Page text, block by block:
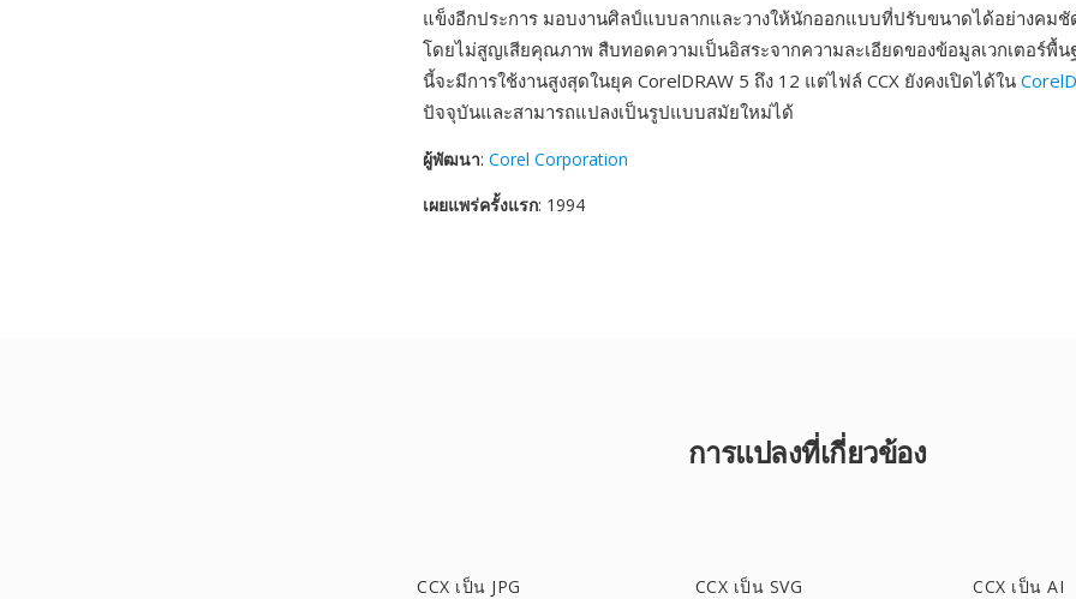
แข็งอีกประการ มอบงานศิลป์แบบลากและวางให้นักออกแบบที่ปรับขนาดได้อย่างคม
โดยไม่สูญเสียคุณภาพ สืบทอดความเป็นอิสระจากความละเอียดของข้อมูลเวกเตอร์พื้
นี้จะมีการใช้งานสูงสุดในยุค CorelDRAW 5 ถึง 12 แต่ไฟล์ CCX ยังคงเปิดได้ใน
ปัจจุบันและสามารถแปลงเป็นรูปแบบสมัยใหม่ได้
ผู้พัฒนา: Corel Corporation
เผยแพร่ครั้งแรก: 1994
การแปลงที่เกี่ยวข้อง
CCX เป็น JPG CCX เป็น SVG CCX เป็น AI